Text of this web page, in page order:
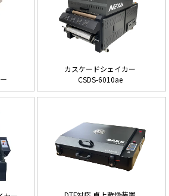
カスケードシェイカー
CSDS-6010ae